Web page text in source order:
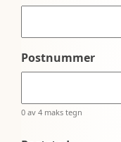
Postnummer
0 av 4 maks tegn